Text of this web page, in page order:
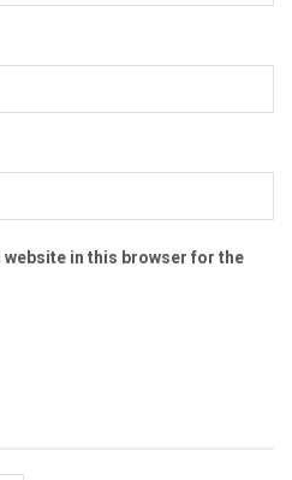
website in this browser for the